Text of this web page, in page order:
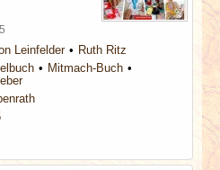
Leinfelder
Ruth Ritz
Mitmach-Buch